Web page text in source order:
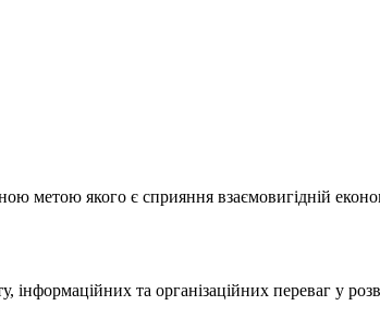
метою якого є сприяння взаємовигідній
інформаційних та організаційних переваг у